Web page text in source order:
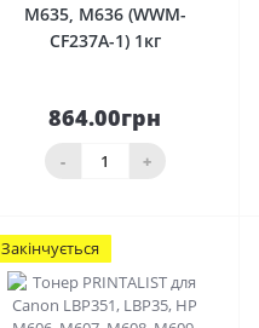
M635, M636 (WWM-
CF237A-1) 1кг
864.00грн
- +
До
кошика
Закінчується